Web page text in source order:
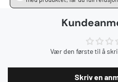
Vær den første til å
Skriv en